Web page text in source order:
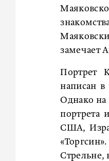
замечает
Портрет
написан в
Однако на
портрета
США,
Стрельне,